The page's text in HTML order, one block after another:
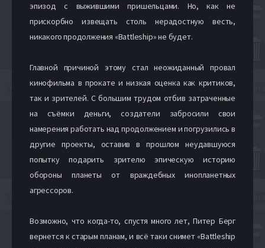
эпизод с выжившими пришельцами. Но, как не
прискорбно извещать столь нерадостную весть,
никакого продолжения «Battleship» не будет.
Главной причиной этому стал неожиданный провал
кинофильма в прокате и низкая оценка как критиков,
так и зрителей. С большим трудом отбив затраченные
на съёмки деньги, создатели забросили свои
намерения работать над продолжением и погрузились в
другие проекты, оставив в прошлом неудавшуюся
попытку подарить зрителю эпическую историю
обороны планеты от враждебных инопланетных
агрессоров.
Возможно, что когда-то, спустя много лет, Питер Берг
вернется к старым планам, и всё таки снимет «Battleship